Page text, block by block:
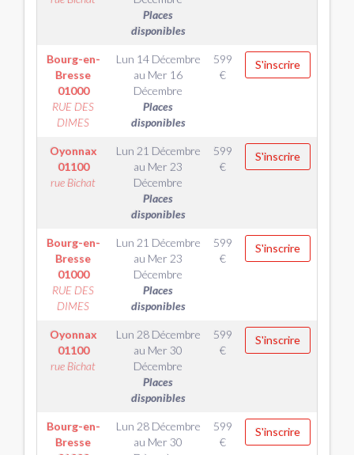
Places
disponibles
Bourg-en-
Bresse
01000
RUE DES
DIMES
Lun 14 Décembre
au Mer 16
Décembre
Places
disponibles
599
€
S'inscrire
Oyonnax
01100
rue Bichat
Lun 21 Décembre
au Mer 23
Décembre
Places
disponibles
599
€
S'inscrire
Bourg-en-
Bresse
01000
RUE DES
DIMES
Lun 21 Décembre
au Mer 23
Décembre
Places
disponibles
599
€
S'inscrire
Oyonnax
01100
rue Bichat
Lun 28 Décembre
au Mer 30
Décembre
Places
disponibles
599
€
S'inscrire
Bourg-en-
Bresse
Lun 28 Décembre
au Mer 30
599
€
S'inscrire